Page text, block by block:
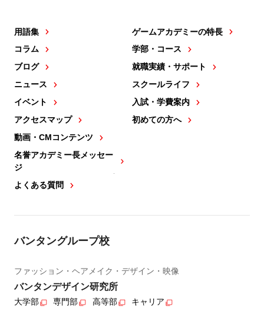
用語集
コラム
ブログ
ニュース
イベント
アクセスマップ
動画・CMコンテンツ
名誉アカデミー長メッセー
ジ
よくある質問
ゲームアカデミーの特長
学部・コース
就職実績・サポート
スクールライフ
入試・学費案内
初めての方へ
バンタングループ校
ファッション・ヘアメイク・デザイン・映像
バンタンデザイン研究所
大学部 専門部 高等部 キャリア